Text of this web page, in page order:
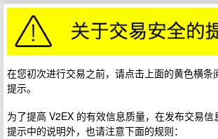
在您初次进行交易之前，请点击上面的黄色横条
提示。
为了提高 V2EX 的有效信息质量，在发布交易
提示中的说明外，也请注意下面的规则：